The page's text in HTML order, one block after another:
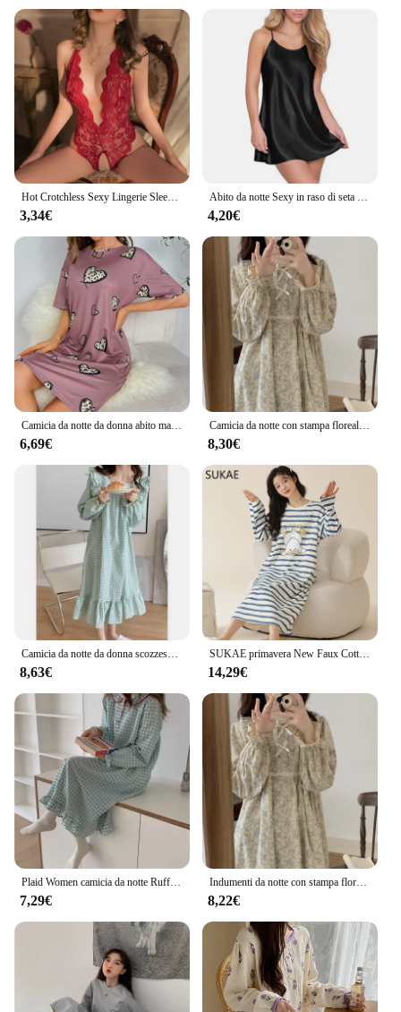
Hot Crotchless Sexy Lingerie Sleepwear Women Lace Through Erotic Open Bra Crotchless Costume Teddy Night Dress pigiama da donna
3,34€
Abito da notte Sexy in raso di seta camicie da notte senza maniche camicia da notte con scollo a v da donna camicia da notte Plus Size indumenti da notte per le donne S-8XL
4,20€
Camicia da notte da donna abito manica corta t-shirt ampia per indumenti da notte rilassanti camicie da notte con stampa girocollo morbido e confortevole Loungewear
6,69€
Camicia da notte con stampa floreale pigiameria da donna in stile coreano con volant abito da notte pigiama intero autunno manica lunga fiocco casa indossare nuovo
8,30€
Camicia da notte da donna scozzese indumenti da notte coreani pigiami da notte con volant abito da notte autunnale manica lunga pigiama intero colletto quadrato abbigliamento da casa
8,63€
SUKAE primavera New Faux Cotton maniche lunghe camicie da notte Casual Lazy Sleepshirt Cute Duck Women Nightwear Leisure Milk Silk Lingerie
14,29€
Plaid Women camicia da notte Ruffles Sleepwear stile coreano Nightwear autunno Peter Pan Collar Sleeping One Piece pigiama Night Dress
7,29€
Indumenti da notte con stampa floreale abito da notte con volant in stile coreano da donna Vintage pigiama intero primavera manica lunga fiocco Home Wear 2024
8,22€